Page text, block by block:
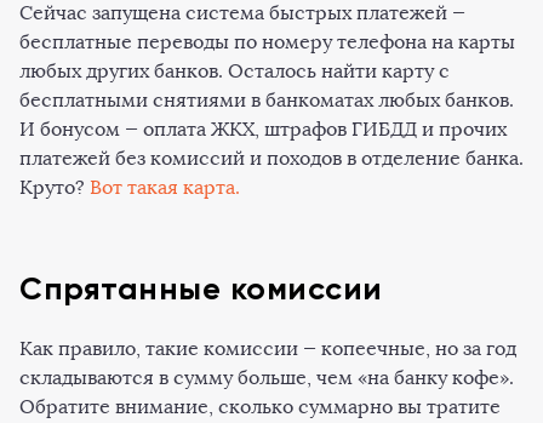
Сейчас запущена система быстрых платежей —
бесплатные переводы по номеру телефона на карты
любых других банков. Осталось найти карту с
бесплатными снятиями в банкоматах любых банков.
И бонусом — оплата ЖКХ, штрафов ГИБДД и прочих
платежей без комиссий и походов в отделение банка.
Круто? Вот такая карта.
Спрятанные комиссии
Как правило, такие комиссии — копеечные, но за год
складываются в сумму больше, чем «на банку кофе».
Обратите внимание, сколько суммарно вы тратите